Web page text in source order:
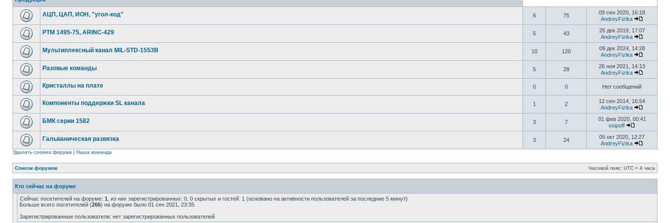
АЦП, ЦАП, ИОН, "угол-код" 6 75
09 сен 2020, 16:18
AndreyFizika
РТМ 1495-75, ARINC-429 5 43
26 дек 2019, 17:07
AndreyFizika
Мультиплексный канал MIL-STD-1553B 10 120
09 дек 2024, 14:28
AndreyFizika
Разовые команды 5 28
26 ноя 2021, 14:13
AndreyFizika
Кристаллы на плате 0 0 Нет сообщений
Компоненты поддержки SL канала 1 2
12 сен 2014, 16:54
AndreyFizika
БМК серии 1582 3 7
01 фев 2020, 00:41
osipoff
Гальваническая развязка 3 24
05 окт 2020, 12:27
AndreyFizika
Удалить cookies форума | Наша команда
Список форумов Часовой пояс: UTC + 4 часа
Кто сейчас на форуме
Сейчас посетителей на форуме: 1 , из них зарегистрированных: 0, 0 скрытых и гостей: 1 (основано на активности пользователей за последние 5 минут)
Больше всего посетителей (266) на форуме было 01 сен 2021, 23:35
Зарегистрированные пользователи: нет зарегистрированных пользователей